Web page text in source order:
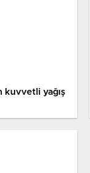
kuvvetli yağış